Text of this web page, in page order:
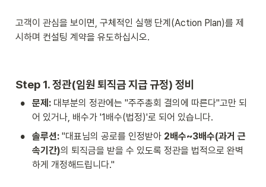
고객이 관심을 보이면, 구체적인 실행 단계(Action Plan)를 제
시하며 컨설팅 계약을 유도하십시오.
Step 1. 정관(임원 퇴직금 지급 규정) 정비
• 문제: 대부분의 정관에는 "주주총회 결의에 따른다"고만 되
어 있거나, 배수가 '1배수(법정)'로 되어 있습니다.
• 솔루션: "대표님의 공로를 인정받아 2배수~3배수(과거 근
속기간)의 퇴직금을 받을 수 있도록 정관을 법적으로 완벽
하게 개정해드립니다."